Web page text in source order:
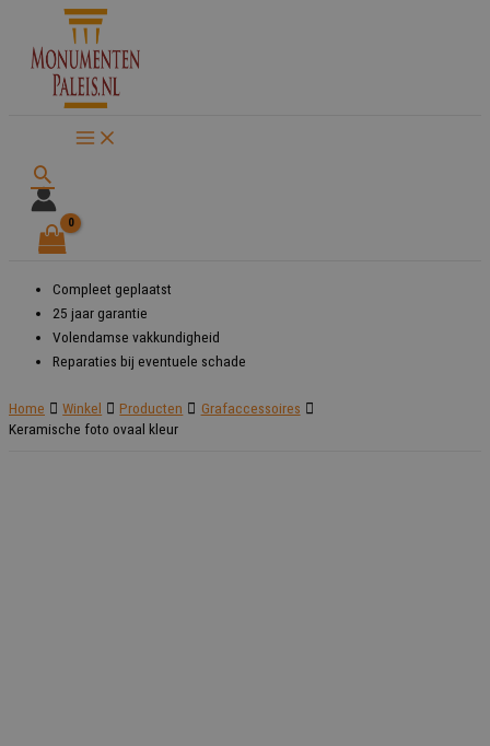
naar
Zoeken
Compleet geplaatst
25 jaar garantie
Volendamse vakkundigheid
Reparaties bij eventuele schade
Home Winkel Producten
Grafaccessoires
Keramische foto ovaal kleur